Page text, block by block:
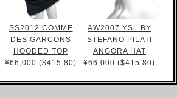
SS2012 COMME
DES GARCONS
HOODED TOP
¥66,000 ($415.80)
AW2007 YSL BY
STEFANO PILATI
ANGORA HAT
¥66,000 ($415.80)